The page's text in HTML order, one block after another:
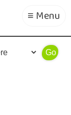
≡ Menu